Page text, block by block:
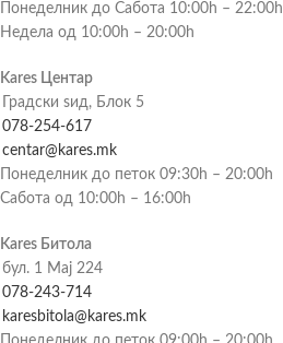
Понеделник до Сабота 10:00h – 22:00h
Недела од 10:00h – 20:00h
Kares Центар
Градски ѕид, Блок 5
078-254-617
centar@kares.mk
Понеделник до петок 09:30h – 20:00h
Сабота од 10:00h – 16:00h
Kares Битола
бул. 1 Мај 224
078-243-714
karesbitola@kares.mk